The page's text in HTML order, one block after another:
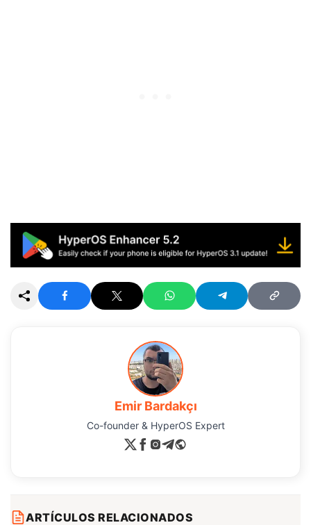
Emir Bardakçı
Co-founder & HyperOS Expert
ARTÍCULOS RELACIONADOS